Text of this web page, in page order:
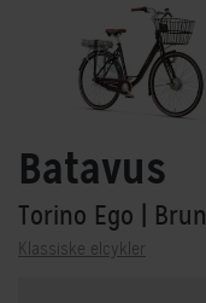
Batavus
Torino Ego | Brun
Klassiske elcykler